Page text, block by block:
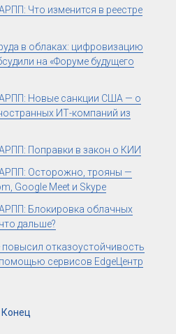
Что изменится в реестре
в облаках: цифровизацию
на «Форуме будущего
Новые санкции США — о
ИТ-компаний из
Поправки в закон о КИИ
Осторожно, трояны —
Google Meet и Skype
Блокировка облачных
дальше?
повысил отказоустойчивость
сервисов EdgeЦентр
Конец